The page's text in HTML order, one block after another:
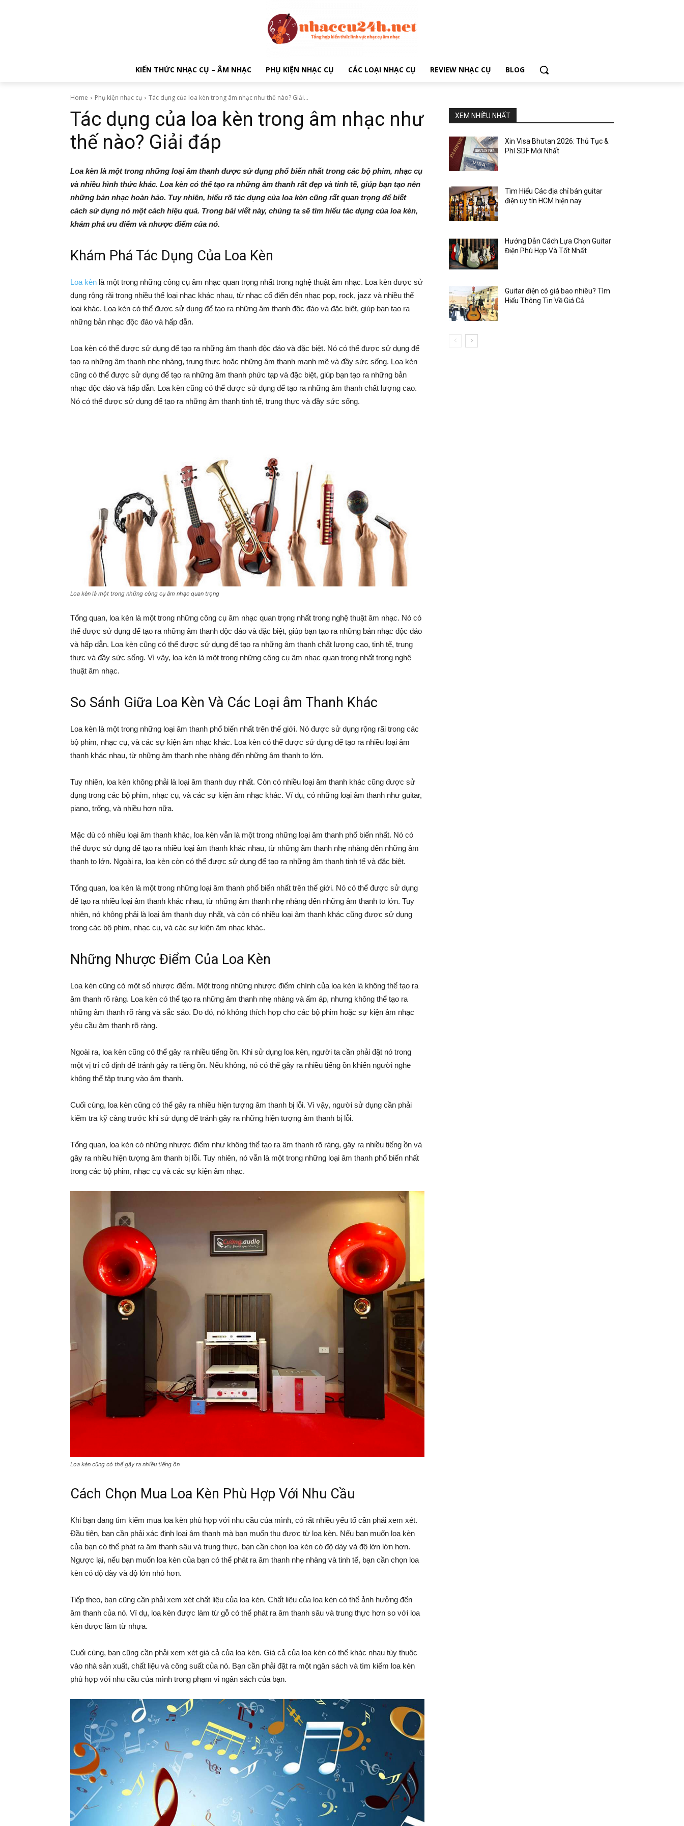
KIẾN THỨC NHẠC CỤ – ÂM NHẠC PHỤ KIỆN NHẠC CỤ CÁC LOẠI NHẠC CỤ REVIEW NHẠC CỤ BLOG
Home Phụ kiện nhạc cụ Tác dụng của loa kèn trong âm nhạc như thế nào? Giải...
Tác dụng của loa kèn trong âm nhạc như
thế nào? Giải đáp
Loa kèn là một trong những loại âm thanh được sử dụng phổ biến nhất trong các bộ phim, nhạc cụ
và nhiều hình thức khác. Loa kèn có thể tạo ra những âm thanh rất đẹp và tinh tế, giúp bạn tạo nên
những bản nhạc hoàn hảo. Tuy nhiên, hiểu rõ tác dụng của loa kèn cũng rất quan trọng để biết
cách sử dụng nó một cách hiệu quả. Trong bài viết này, chúng ta sẽ tìm hiểu tác dụng của loa kèn,
khám phá ưu điểm và nhược điểm của nó.
Khám Phá Tác Dụng Của Loa Kèn
Loa kèn là một trong những công cụ âm nhạc quan trọng nhất trong nghệ thuật âm nhạc. Loa kèn được sử
dụng rộng rãi trong nhiều thể loại nhạc khác nhau, từ nhạc cổ điển đến nhạc pop, rock, jazz và nhiều thể
loại khác. Loa kèn có thể được sử dụng để tạo ra những âm thanh độc đáo và đặc biệt, giúp bạn tạo ra
những bản nhạc độc đáo và hấp dẫn.
Loa kèn có thể được sử dụng để tạo ra những âm thanh độc đáo và đặc biệt. Nó có thể được sử dụng để
tạo ra những âm thanh nhẹ nhàng, trung thực hoặc những âm thanh mạnh mẽ và đầy sức sống. Loa kèn
cũng có thể được sử dụng để tạo ra những âm thanh phức tạp và đặc biệt, giúp bạn tạo ra những bản
nhạc độc đáo và hấp dẫn. Loa kèn cũng có thể được sử dụng để tạo ra những âm thanh chất lượng cao.
Nó có thể được sử dụng để tạo ra những âm thanh tinh tế, trung thực và đầy sức sống.
Loa kèn là một trong những công cụ âm nhạc quan trọng
Tổng quan, loa kèn là một trong những công cụ âm nhạc quan trọng nhất trong nghệ thuật âm nhạc. Nó có
thể được sử dụng để tạo ra những âm thanh độc đáo và đặc biệt, giúp bạn tạo ra những bản nhạc độc đáo
và hấp dẫn. Loa kèn cũng có thể được sử dụng để tạo ra những âm thanh chất lượng cao, tinh tế, trung
thực và đầy sức sống. Vì vậy, loa kèn là một trong những công cụ âm nhạc quan trọng nhất trong nghệ
thuật âm nhạc.
So Sánh Giữa Loa Kèn Và Các Loại âm Thanh Khác
Loa kèn là một trong những loại âm thanh phổ biến nhất trên thế giới. Nó được sử dụng rộng rãi trong các
bộ phim, nhạc cụ, và các sự kiện âm nhạc khác. Loa kèn có thể được sử dụng để tạo ra nhiều loại âm
thanh khác nhau, từ những âm thanh nhẹ nhàng đến những âm thanh to lớn.
Tuy nhiên, loa kèn không phải là loại âm thanh duy nhất. Còn có nhiều loại âm thanh khác cũng được sử
dụng trong các bộ phim, nhạc cụ, và các sự kiện âm nhạc khác. Ví dụ, có những loại âm thanh như guitar,
piano, trống, và nhiều hơn nữa.
Mặc dù có nhiều loại âm thanh khác, loa kèn vẫn là một trong những loại âm thanh phổ biến nhất. Nó có
thể được sử dụng để tạo ra nhiều loại âm thanh khác nhau, từ những âm thanh nhẹ nhàng đến những âm
thanh to lớn. Ngoài ra, loa kèn còn có thể được sử dụng để tạo ra những âm thanh tinh tế và đặc biệt.
Tổng quan, loa kèn là một trong những loại âm thanh phổ biến nhất trên thế giới. Nó có thể được sử dụng
để tạo ra nhiều loại âm thanh khác nhau, từ những âm thanh nhẹ nhàng đến những âm thanh to lớn. Tuy
nhiên, nó không phải là loại âm thanh duy nhất, và còn có nhiều loại âm thanh khác cũng được sử dụng
trong các bộ phim, nhạc cụ, và các sự kiện âm nhạc khác.
Những Nhược Điểm Của Loa Kèn
Loa kèn cũng có một số nhược điểm. Một trong những nhược điểm chính của loa kèn là không thể tạo ra
âm thanh rõ ràng. Loa kèn có thể tạo ra những âm thanh nhẹ nhàng và ấm áp, nhưng không thể tạo ra
những âm thanh rõ ràng và sắc sảo. Do đó, nó không thích hợp cho các bộ phim hoặc sự kiện âm nhạc
yêu cầu âm thanh rõ ràng.
Ngoài ra, loa kèn cũng có thể gây ra nhiều tiếng ồn. Khi sử dụng loa kèn, người ta cần phải đặt nó trong
một vị trí cố định để tránh gây ra tiếng ồn. Nếu không, nó có thể gây ra nhiều tiếng ồn khiến người nghe
không thể tập trung vào âm thanh.
Cuối cùng, loa kèn cũng có thể gây ra nhiều hiện tượng âm thanh bị lỗi. Vì vậy, người sử dụng cần phải
kiểm tra kỹ càng trước khi sử dụng để tránh gây ra những hiện tượng âm thanh bị lỗi.
Tổng quan, loa kèn có những nhược điểm như không thể tạo ra âm thanh rõ ràng, gây ra nhiều tiếng ồn và
gây ra nhiều hiện tượng âm thanh bị lỗi. Tuy nhiên, nó vẫn là một trong những loại âm thanh phổ biến nhất
trong các bộ phim, nhạc cụ và các sự kiện âm nhạc.
Loa kèn cũng có thể gây ra nhiều tiếng ồn
Cách Chọn Mua Loa Kèn Phù Hợp Với Nhu Cầu
Khi bạn đang tìm kiếm mua loa kèn phù hợp với nhu cầu của mình, có rất nhiều yếu tố cần phải xem xét.
Đầu tiên, bạn cần phải xác định loại âm thanh mà bạn muốn thu được từ loa kèn. Nếu bạn muốn loa kèn
của bạn có thể phát ra âm thanh sâu và trung thực, bạn cần chọn loa kèn có độ dày và độ lớn lớn hơn.
Ngược lại, nếu bạn muốn loa kèn của bạn có thể phát ra âm thanh nhẹ nhàng và tinh tế, bạn cần chọn loa
kèn có độ dày và độ lớn nhỏ hơn.
Tiếp theo, bạn cũng cần phải xem xét chất liệu của loa kèn. Chất liệu của loa kèn có thể ảnh hưởng đến
âm thanh của nó. Ví dụ, loa kèn được làm từ gỗ có thể phát ra âm thanh sâu và trung thực hơn so với loa
kèn được làm từ nhựa.
Cuối cùng, bạn cũng cần phải xem xét giá cả của loa kèn. Giá cả của loa kèn có thể khác nhau tùy thuộc
vào nhà sản xuất, chất liệu và công suất của nó. Bạn cần phải đặt ra một ngân sách và tìm kiếm loa kèn
phù hợp với nhu cầu của mình trong phạm vi ngân sách của bạn.
XEM NHIỀU NHẤT
Xin Visa Bhutan 2026: Thủ Tục &
Phí SDF Mới Nhất
Tìm Hiểu Các địa chỉ bán guitar
điện uy tín HCM hiện nay
Hướng Dẫn Cách Lựa Chọn Guitar
Điện Phù Hợp Và Tốt Nhất
Guitar điện có giá bao nhiêu? Tìm
Hiểu Thông Tin Về Giá Cả